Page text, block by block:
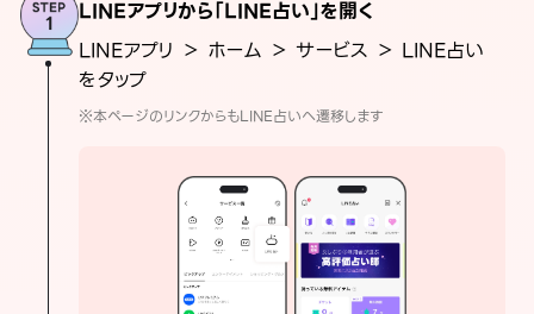
LINEアプリから「LINE占い」を開く
LINEアプリ ＞ ホーム ＞ サービス ＞ LINE占い
をタップ
※本ページのリンクからもLINE占いへ遷移します